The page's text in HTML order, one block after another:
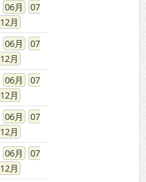
06
07
12
06
07
12
06
07
12
06
07
12
06
07
12